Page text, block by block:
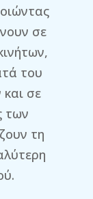
σε
του
σε
των
τη